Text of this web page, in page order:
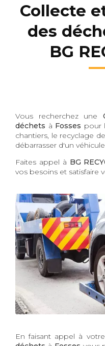
Collecte
des
BG
Vous recherchez une
déchets à Fosses pour
chantiers, le recyclage
débarrasser d'un
Faites appel à BG
vos besoins et satisfaire
En faisant appel à votre